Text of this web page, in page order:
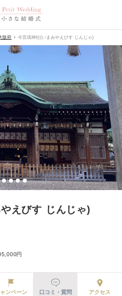
阪府 今宮戎神社(いまみやえびす じんじゃ)
えびす じんじゃ)
円
ンペーン 口コミ・質問 アクセス